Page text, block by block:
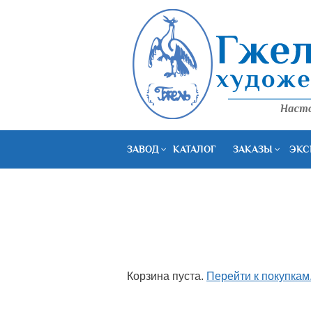
ЗАВОД КАТАЛОГ ЗАКАЗЫ
Корзина пуста. Перейти к покупкам.